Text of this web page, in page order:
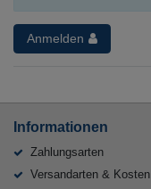
Anmelden
Informationen
Zahlungsarten
Versandarten & Kosten